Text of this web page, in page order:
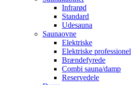
Infrarød
Standard
Udesauna
Saunaovne
Elektriske
Elektriske professionel
Brændefyrede
Combi sauna/damp
Reservedele